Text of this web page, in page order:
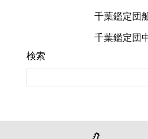
千葉鑑定団
千葉鑑定団
検索